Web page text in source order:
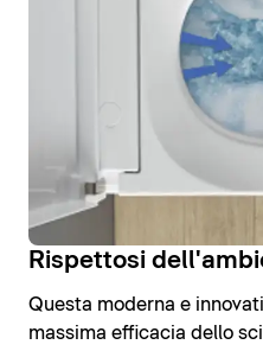
Rispettosi
Questa moderna e
massima efficacia dello